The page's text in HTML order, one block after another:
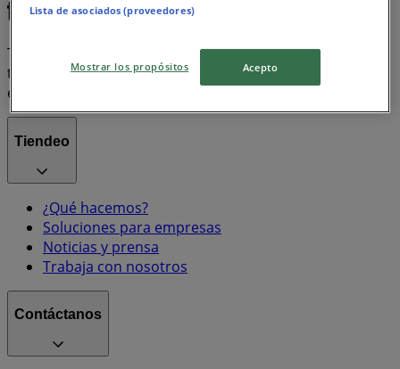
Tiendeo forma parte de Shopfully, la empresa
tecnológica que está reinventando las compras locales
en todo el mundo.
Tiendeo
¿Qué hacemos?
Soluciones para empresas
Noticias y prensa
Trabaja con nosotros
Contáctanos
Lista de asociados (proveedores)
Mostrar los propósitos Acepto